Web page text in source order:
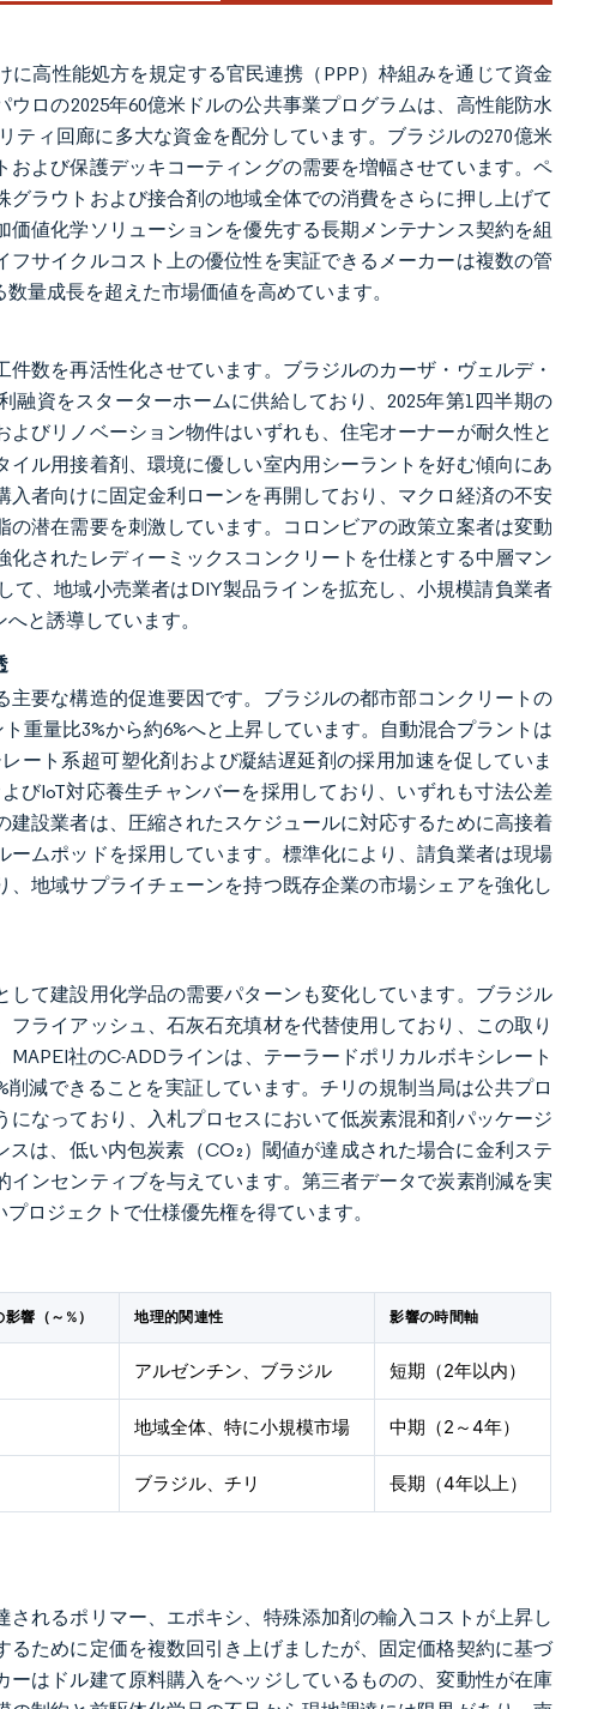
高性能処方を規定する官民連携（PPP）枠組みを通じて資金
ロの2025年60億米ドルの公共事業プログラムは、高性能防水
ィ回廊に多大な資金を配分しています。ブラジルの270億米
よび保護デッキコーティングの需要を増幅させています。ペ
ラウトおよび接合剤の地域全体での消費をさらに押し上げて
値化学ソリューションを優先する長期メンテナンス契約を組
サイクルコスト上の優位性を実証できるメーカーは複数の管
量成長を超えた市場価値を高めています。
数を再活性化させています。ブラジルのカーザ・ヴェルデ・
融資をスターターホームに供給しており、2025年第1四半期の
よびリノベーション物件はいずれも、住宅オーナーが耐久性と
ル用接着剤、環境に優しい室内用シーラントを好む傾向にあ
者向けに固定金利ローンを再開しており、マクロ経済の不安
潜在需要を刺激しています。コロンビアの政策立案者は変動
されたレディーミックスコンクリートを仕様とする中層マン
、地域小売業者はDIY製品ラインを拡充し、小規模請負業者
と誘導しています。
要な構造的促進要因です。ブラジルの都市部コンクリートの
重量比3%から約6%へと上昇しています。自動混合プラントは
ート系超可塑化剤および凝結遅延剤の採用加速を促していま
びIoT対応養生チャンバーを採用しており、いずれも寸法公差
設業者は、圧縮されたスケジュールに対応するために高接着
ムポッドを採用しています。標準化により、請負業者は現場
地域サプライチェーンを持つ既存企業の市場シェアを強化し
て建設用化学品の需要パターンも変化しています。ブラジル
ライアッシュ、石灰石充填材を代替使用しており、この取り
社のC-ADDラインは、テーラードポリカルボキシレート
減できることを実証しています。チリの規制当局は公共プロ
なっており、入札プロセスにおいて低炭素混和剤パッケージ
は、低い内包炭素（CO₂）閾値が達成された場合に金利ステ
ンセンティブを与えています。第三者データで炭素削減を実
ロジェクトで仕様優先権を得ています。
響（～%） 地理的関連性 影響の時間軸
アルゼンチン、ブラジル 短期（2年以内）
地域全体、特に小規模市場 中期（2～4年）
ブラジル、チリ 長期（4年以上）
れるポリマー、エポキシ、特殊添加剤の輸入コストが上昇し
ために定価を複数回引き上げましたが、固定価格契約に基づ
はドル建て原料購入をヘッジしているものの、変動性が在庫